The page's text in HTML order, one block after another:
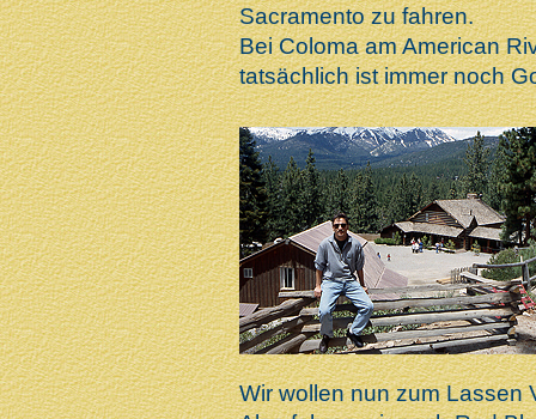
Sacramento zu fahren.
Bei Coloma am American
tatsächlich ist immer noch
Wir wollen nun zum